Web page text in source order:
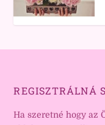
REGISZTRÁLNÁ
Ha szeretné hogy az